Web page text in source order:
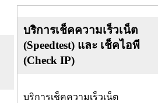
บริการเช็คความเร็วเน็ต
(Speedtest) และ เช็คไอพี
(Check IP)
บริการเช็คความเร็วเน็ต